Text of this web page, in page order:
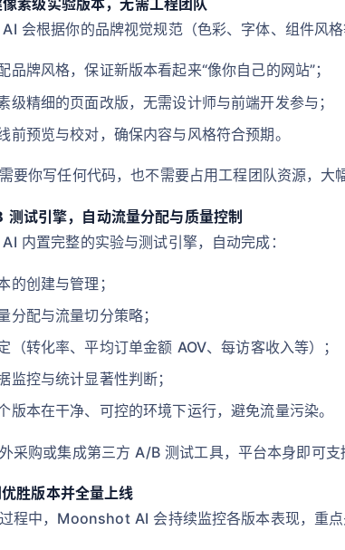
会根据你的品牌视觉规范（色彩、字体、组件风
品牌风格，保证新版本看起来“像你自己的网站”；
级精细的页面改版，无需设计师与前端开发参与；
前预览与校对，确保内容与风格符合预期。
要你写任何代码，也不需要占用工程团队资源，大
试引擎，自动流量分配与质量控制
内置完整的实验与测试引擎，自动完成：
的创建与管理；
分配与流量切分策略；
（转化率、平均订单金额 AOV、每访客收入等）；
监控与统计显著性判断；
版本在干净、可控的环境下运行，避免流量污染。
采购或集成第三方 A/B 测试工具，平台本身即可
胜版本并全量上线
程中，Moonshot AI 会持续监控各版本表现，重点